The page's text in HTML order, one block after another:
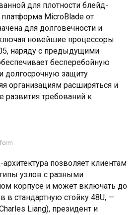
для плотности блейд-
платформа MicroBlade от
для долговечности и
новейшие процессоры
наряду с предыдущими
бесперебойную
долгосрочную защиту
организациям расширяться и
развития требований к
позволяет клиентам
узлов с разными
корпусе и может включать до
в стандартную стойку 48U, —
Liang), президент и